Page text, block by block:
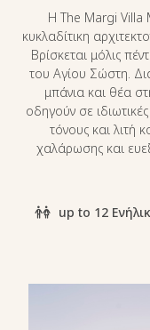
Η The Margi Villa
κυκλαδίτικη
Βρίσκεται μόλις
του Αγίου Σώστη.
μπάνια και θέα
οδηγούν σε
τόνους και λιτή
χαλάρωσης και
up to 12